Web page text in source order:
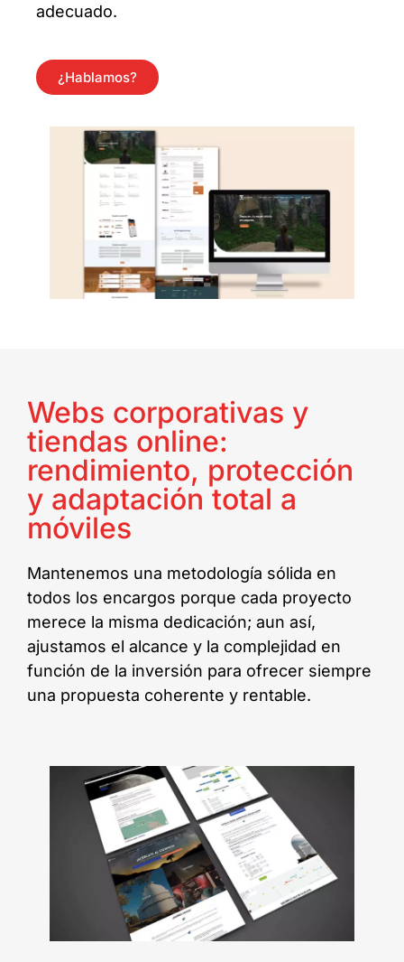
adecuado.
¿Hablamos?
Webs corporativas y
tiendas online:
rendimiento, protección
y adaptación total a
móviles
Mantenemos una metodología sólida en
todos los encargos porque cada proyecto
merece la misma dedicación; aun así,
ajustamos el alcance y la complejidad en
función de la inversión para ofrecer siempre
una propuesta coherente y rentable.